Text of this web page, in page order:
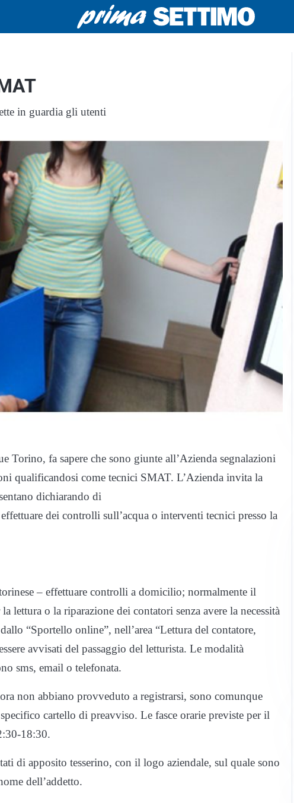
in guardia gli utenti
fa sapere che sono giunte all’Azienda segnalazioni
qualificandosi come tecnici SMAT. L’Azienda invita la
dichiarando di
dei controlli sull’acqua o interventi tecnici presso la
– effettuare controlli a domicilio; normalmente il
lettura o la riparazione dei contatori senza avere la necessità
“Sportello online”, nell’area “Lettura del contatore,
avvisati del passaggio del letturista. Le modalità
sms, email o telefonata.
non abbiano provveduto a registrarsi, sono comunque
cartello di preavviso. Le fasce orarie previste per il
18:30.
di apposito tesserino, con il logo aziendale, sul quale sono
dell’addetto.